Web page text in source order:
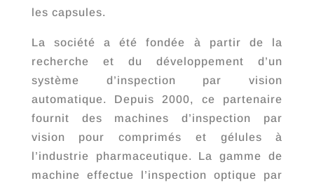
les capsules.
La société a été fondée à partir de la
recherche et du développement d’un
système d’inspection par vision
automatique. Depuis 2000, ce partenaire
fournit des machines d’inspection par
vision pour comprimés et gélules à
l’industrie pharmaceutique. La gamme de
machine effectue l’inspection optique par